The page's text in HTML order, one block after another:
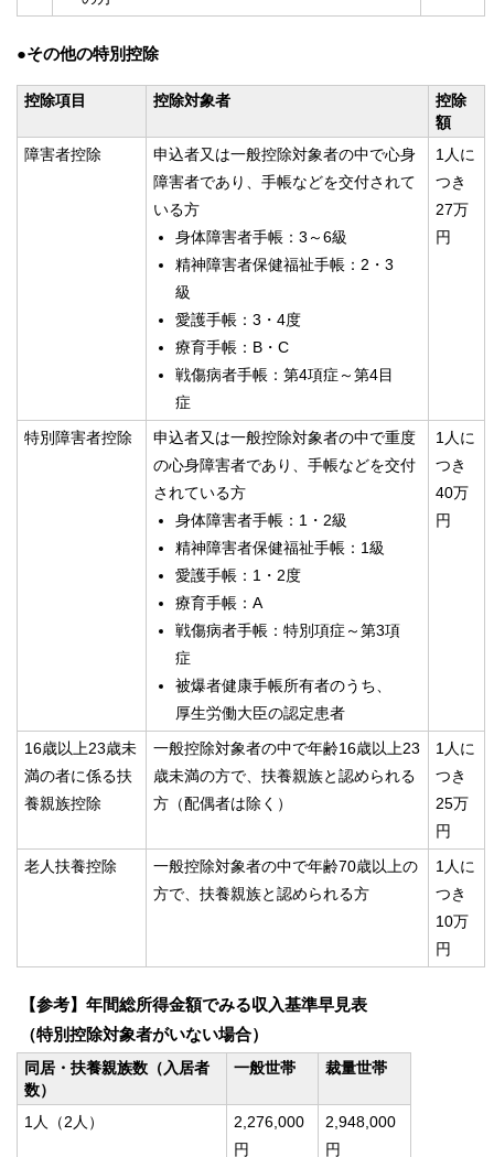
●その他の特別控除
控除項目 控除対象者
控除
額
障害者控除
申込者又は一般控除対象者の中で心身
障害者であり、手帳などを交付されて
いる方
身体障害者手帳：3～6級
精神障害者保健福祉手帳：2・3
級
愛護手帳：3・4度
療育手帳：B・C
戦傷病者手帳：第4項症～第4目
症
1人に
つき
27万
円
特別障害者控除
申込者又は一般控除対象者の中で重度
の心身障害者であり、手帳などを交付
されている方
身体障害者手帳：1・2級
精神障害者保健福祉手帳：1級
愛護手帳：1・2度
療育手帳：A
戦傷病者手帳：特別項症～第3項
症
被爆者健康手帳所有者のうち、
厚生労働大臣の認定患者
1人に
つき
40万
円
16歳以上23歳未
満の者に係る扶
養親族控除
一般控除対象者の中で年齢16歳以上23
歳未満の方で、扶養親族と認められる
方（配偶者は除く）
1人に
つき
25万
円
老人扶養控除
一般控除対象者の中で年齢70歳以上の
方で、扶養親族と認められる方
1人に
つき
10万
円
【参考】年間総所得金額でみる収入基準早見表
（特別控除対象者がいない場合）
同居・扶養親族数（入居者
数）
一般世帯 裁量世帯
1人（2人）
2,276,000
円
2,948,000
円